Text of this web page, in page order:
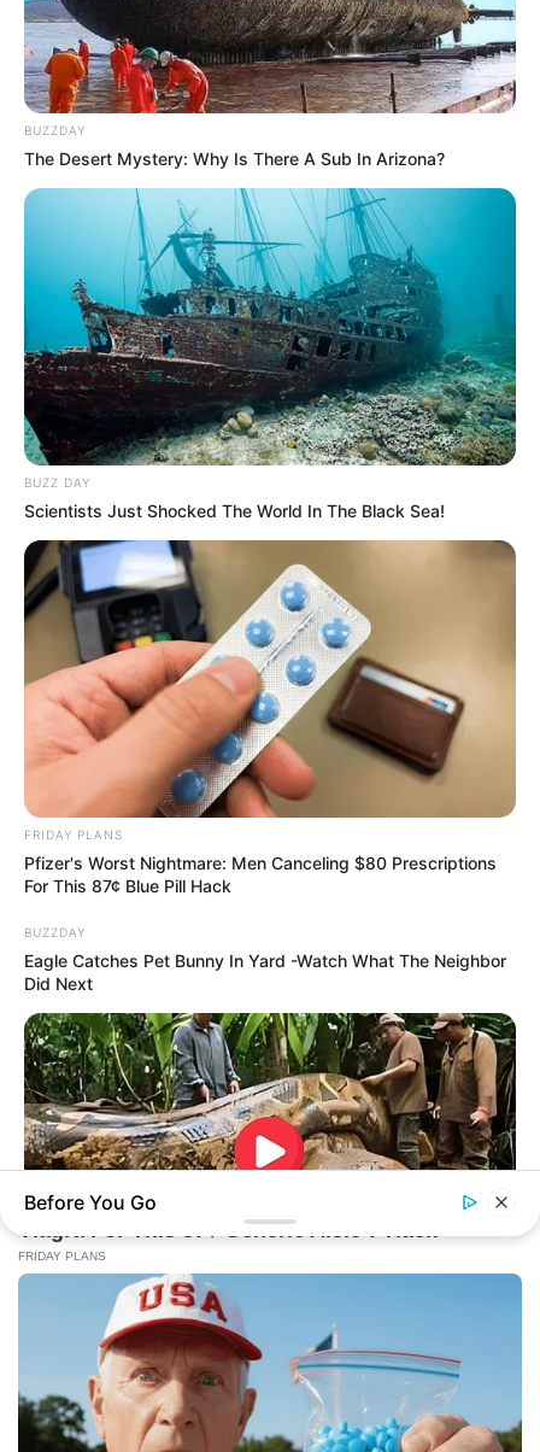
BUZZDAY
The Desert Mystery: Why Is There A Sub In Arizona?
BUZZ DAY
Scientists Just Shocked The World In The Black Sea!
FRIDAY PLANS
Pfizer's Worst Nightmare: Men Canceling $80 Prescriptions
For This 87¢ Blue Pill Hack
BUZZDAY
Eagle Catches Pet Bunny In Yard -Watch What The Neighbor
Did Next
What This Snake Does—Experts Say You Can't Unsee It
Before You Go